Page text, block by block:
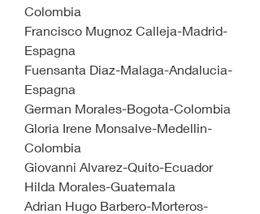
Colombia
Francisco Mugnoz Calleja-Madrid-
Espagna
Fuensanta Diaz-Malaga-Andalucia-
Espagna
German Morales-Bogota-Colombia
Gloria Irene Monsalve-Medellin-
Colombia
Giovanni Alvarez-Quito-Ecuador
Hilda Morales-Guatemala
Adrian Hugo Barbero-Morteros-